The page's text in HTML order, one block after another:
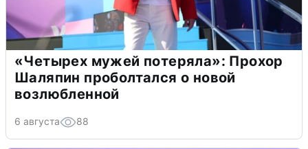
«Четырех мужей потеряла»: Прохор
Шаляпин проболтался о новой
возлюбленной
6 августа 88